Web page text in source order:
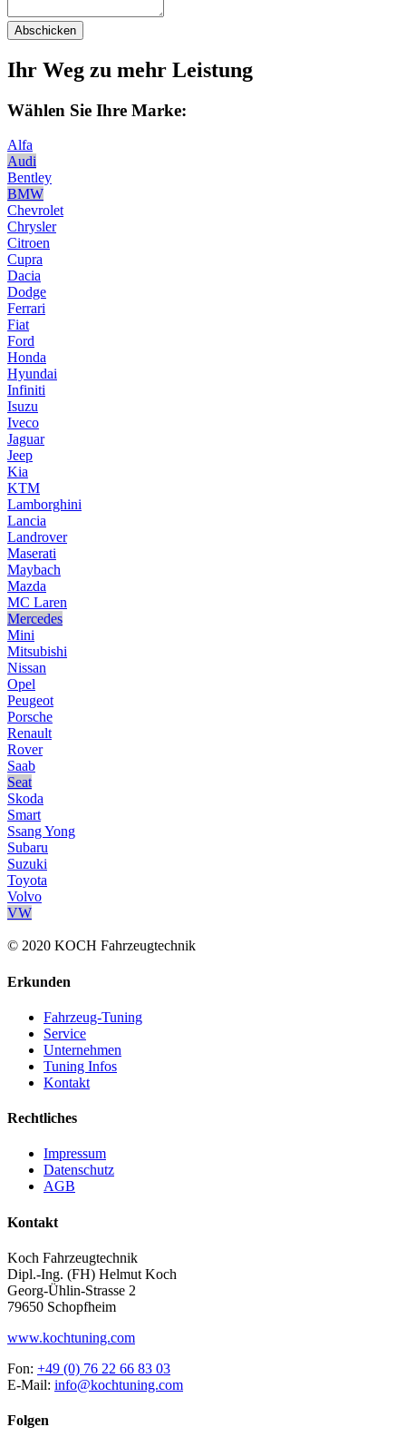
Abschicken
Ihr Weg zu mehr Leistung
Wählen Sie Ihre Marke:
Alfa
Audi
Bentley
BMW
Chevrolet
Chrysler
Citroen
Cupra
Dacia
Dodge
Ferrari
Fiat
Ford
Honda
Hyundai
Infiniti
Isuzu
Iveco
Jaguar
Jeep
Kia
KTM
Lamborghini
Lancia
Landrover
Maserati
Maybach
Mazda
MC Laren
Mercedes
Mini
Mitsubishi
Nissan
Opel
Peugeot
Porsche
Renault
Rover
Saab
Seat
Skoda
Smart
Ssang Yong
Subaru
Suzuki
Toyota
Volvo
VW
© 2020 KOCH Fahrzeugtechnik
Erkunden
Fahrzeug-Tuning
Service
Unternehmen
Tuning Infos
Kontakt
Rechtliches
Impressum
Datenschutz
AGB
Kontakt
Koch Fahrzeugtechnik
Dipl.-Ing. (FH) Helmut Koch
Georg-Ühlin-Strasse 2
79650 Schopfheim
www.kochtuning.com
Fon: +49 (0) 76 22 66 83 03
E-Mail: info@kochtuning.com
Folgen